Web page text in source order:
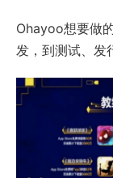
Ohayoo想要做
发，到测试、发